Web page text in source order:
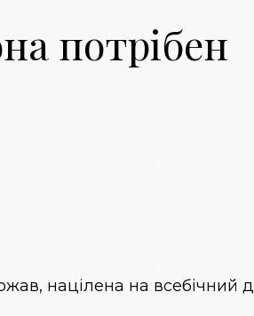
потрібен
націлена на всебічний